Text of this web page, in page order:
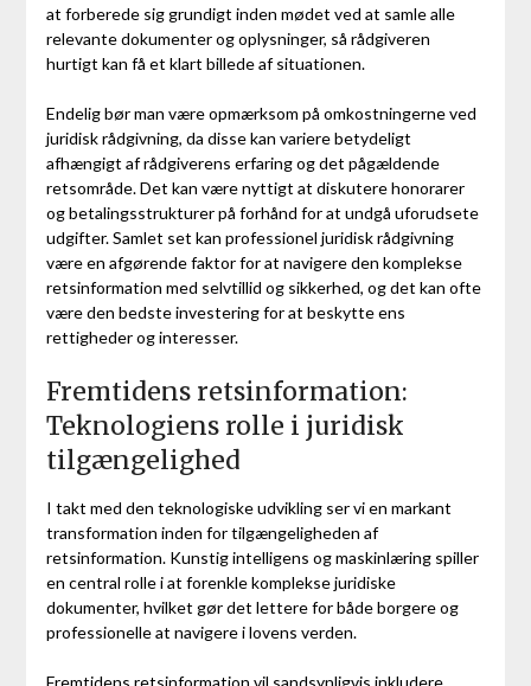
at forberede sig grundigt inden mødet ved at samle alle
relevante dokumenter og oplysninger, så rådgiveren
hurtigt kan få et klart billede af situationen.
Endelig bør man være opmærksom på omkostningerne ved
juridisk rådgivning, da disse kan variere betydeligt
afhængigt af rådgiverens erfaring og det pågældende
retsområde. Det kan være nyttigt at diskutere honorarer
og betalingsstrukturer på forhånd for at undgå uforudsete
udgifter. Samlet set kan professionel juridisk rådgivning
være en afgørende faktor for at navigere den komplekse
retsinformation med selvtillid og sikkerhed, og det kan ofte
være den bedste investering for at beskytte ens
rettigheder og interesser.
Fremtidens retsinformation:
Teknologiens rolle i juridisk
tilgængelighed
I takt med den teknologiske udvikling ser vi en markant
transformation inden for tilgængeligheden af
retsinformation. Kunstig intelligens og maskinlæring spiller
en central rolle i at forenkle komplekse juridiske
dokumenter, hvilket gør det lettere for både borgere og
professionelle at navigere i lovens verden.
Fremtidens retsinformation vil sandsynligvis inkludere